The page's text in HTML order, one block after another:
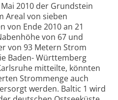
2010 der Grundstein
Areal von sieben
von Ende 2010 an 21
von 67 und
von 93 Metern Strom
Baden- Württemberg
mitteilte, könnten
Strommenge auch
werden. Baltic 1 wird